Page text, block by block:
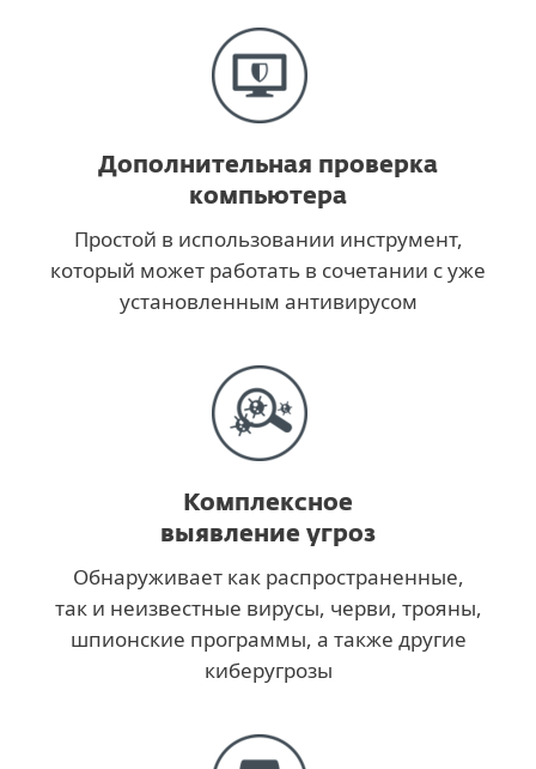
Дополнительная проверка
компьютера
Простой в использовании инструмент,
который может работать в сочетании с уже
установленным антивирусом
Комплексное
выявление угроз
Обнаруживает как распространенные,
так и неизвестные вирусы, черви, трояны,
шпионские программы, а также другие
киберугрозы